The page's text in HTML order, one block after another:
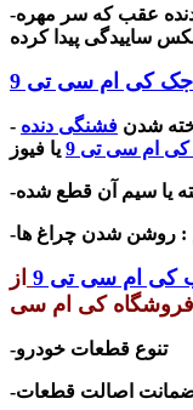
-عمل نکردن قطعه به دلیل خوردگی مهره دنده عقب که سر مهره
کی ام سی تی 9
شدن فشنگی دنده
ام سی تی 9
یا فی
یا سیم آن قطع شده
کی ام سی تی 9
از
-تنوع قطعات خودرو